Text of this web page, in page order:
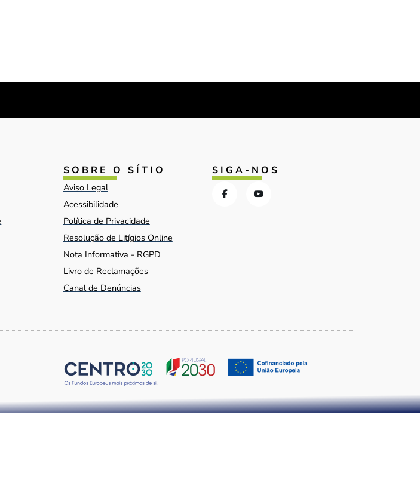
SOBRE O SÍTIO
Aviso Legal
Acessibilidade
Política de Privacidade
Resolução de Litígios Online
Nota Informativa - RGPD
Livro de Reclamações
Canal de Denúncias
SIGA-NOS